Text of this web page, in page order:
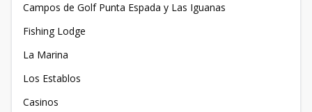
Campos de Golf Punta Espada y Las Iguanas
Fishing Lodge
La Marina
Los Establos
Casinos